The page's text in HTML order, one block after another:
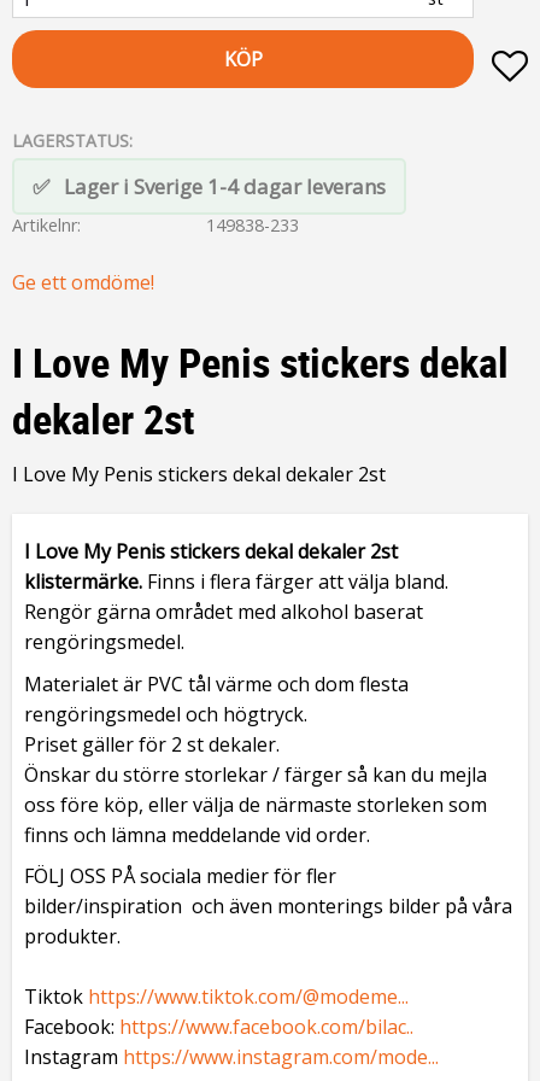
KÖP
LAGERSTATUS
Lager i Sverige 1-4 dagar leverans
Artikelnr 149838-233
Ge ett omdöme!
I Love My Penis stickers dekal
dekaler 2st
I Love My Penis stickers dekal dekaler 2st
I Love My Penis stickers dekal dekaler 2st
klistermärke. Finns i flera färger att välja bland.
Rengör gärna området med alkohol baserat
rengöringsmedel.
Materialet är PVC tål värme och dom flesta
rengöringsmedel och högtryck.
Priset gäller för 2 st dekaler.
Önskar du större storlekar / färger så kan du mejla
oss före köp, eller välja de närmaste storleken som
finns och lämna meddelande vid order.
FÖLJ OSS PÅ sociala medier för fler
bilder/inspiration och även monterings bilder på våra
produkter.
Tiktok https://www.tiktok.com/@modeme...
Facebook: https://www.facebook.com/bilac..
Instagram https://www.instagram.com/mode...